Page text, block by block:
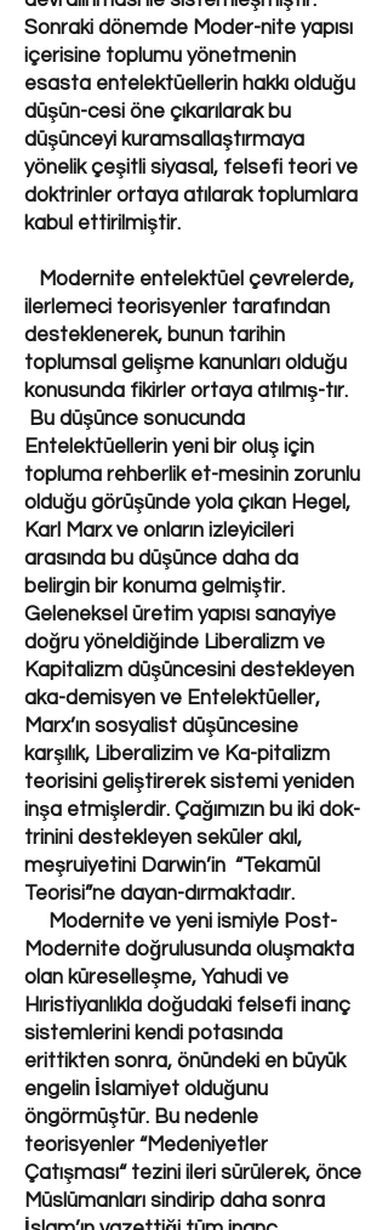
Sonraki dönemde Moder-nite yapısı
içerisine toplumu yönetmenin
esasta entelektüellerin hakkı olduğu
düşün-cesi öne çıkarılarak bu
düşünceyi kuramsallaştırmaya
yönelik çeşitli siyasal, felsefi teori ve
doktrinler ortaya atılarak toplumlara
kabul ettirilmiştir.
Modernite entelektüel çevrelerde,
ilerlemeci teorisyenler tarafından
desteklenerek, bunun tarihin
toplumsal gelişme kanunları olduğu
konusunda fikirler ortaya atılmış-tır.
Bu düşünce sonucunda
Entelektüellerin yeni bir oluş için
topluma rehberlik et-mesinin zorunlu
olduğu görüşünde yola çıkan Hegel,
Karl Marx ve onların izleyicileri
arasında bu düşünce daha da
belirgin bir konuma gelmiştir.
Geleneksel üretim yapısı sanayiye
doğru yöneldiğinde Liberalizm ve
Kapitalizm düşüncesini destekleyen
aka-demisyen ve Entelektüeller,
Marx’ın sosyalist düşüncesine
karşılık, Liberalizim ve Ka-pitalizm
teorisini geliştirerek sistemi yeniden
inşa etmişlerdir. Çağımızın bu iki dok-
trinini destekleyen seküler akıl,
meşruiyetini Darwin’in “Tekamül
Teorisi”ne dayan-dırmaktadır.
Modernite ve yeni ismiyle Post-
Modernite doğrulusunda oluşmakta
olan küreselleşme, Yahudi ve
Hıristiyanlıkla doğudaki felsefi inanç
sistemlerini kendi potasında
erittikten sonra, önündeki en büyük
engelin İslamiyet olduğunu
öngörmüştür. Bu nedenle
teorisyenler “Medeniyetler
Çatışması“ tezini ileri sürülerek, önce
Müslümanları sindirip daha sonra